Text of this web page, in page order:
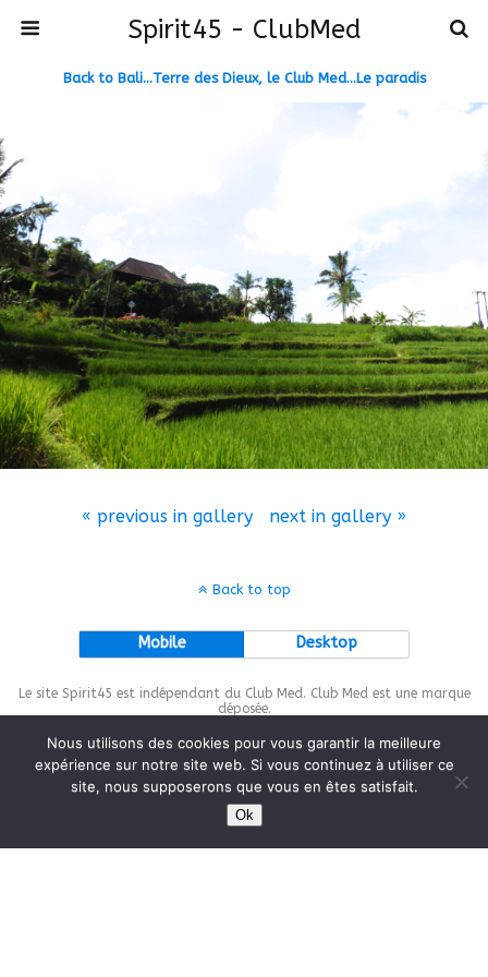
Spirit45 - ClubMed
Back to Bali…Terre des Dieux, le Club Med…Le paradis
« previous in gallery next in gallery »
Back to top
Mobile Desktop
Le site Spirit45 est indépendant du Club Med. Club Med est une marque
déposée.
This site is protected bywp-copyrightpro.com
Nous utilisons des cookies pour vous garantir la meilleure
expérience sur notre site web. Si vous continuez à utiliser ce
site, nous supposerons que vous en êtes satisfait.
Ok